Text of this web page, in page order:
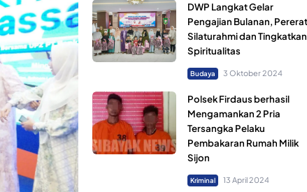
DWP Langkat Gelar
Pengajian Bulanan, Pererat
Silaturahmi dan Tingkatkan
Spiritualitas
Budaya 3 Oktober 2024
Polsek Firdaus berhasil
Mengamankan 2 Pria
Tersangka Pelaku
Pembakaran Rumah Milik
Sijon
Kriminal 13 April 2024